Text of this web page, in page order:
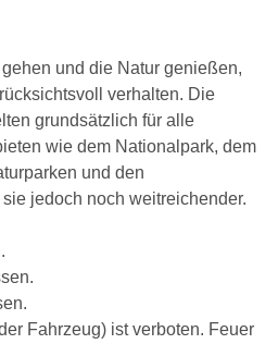
und die Natur genießen,
verhalten. Die
grundsätzlich für alle
wie dem Nationalpark, dem
und den
jedoch noch weitreichender.
Fahrzeug) ist verboten. Feuer